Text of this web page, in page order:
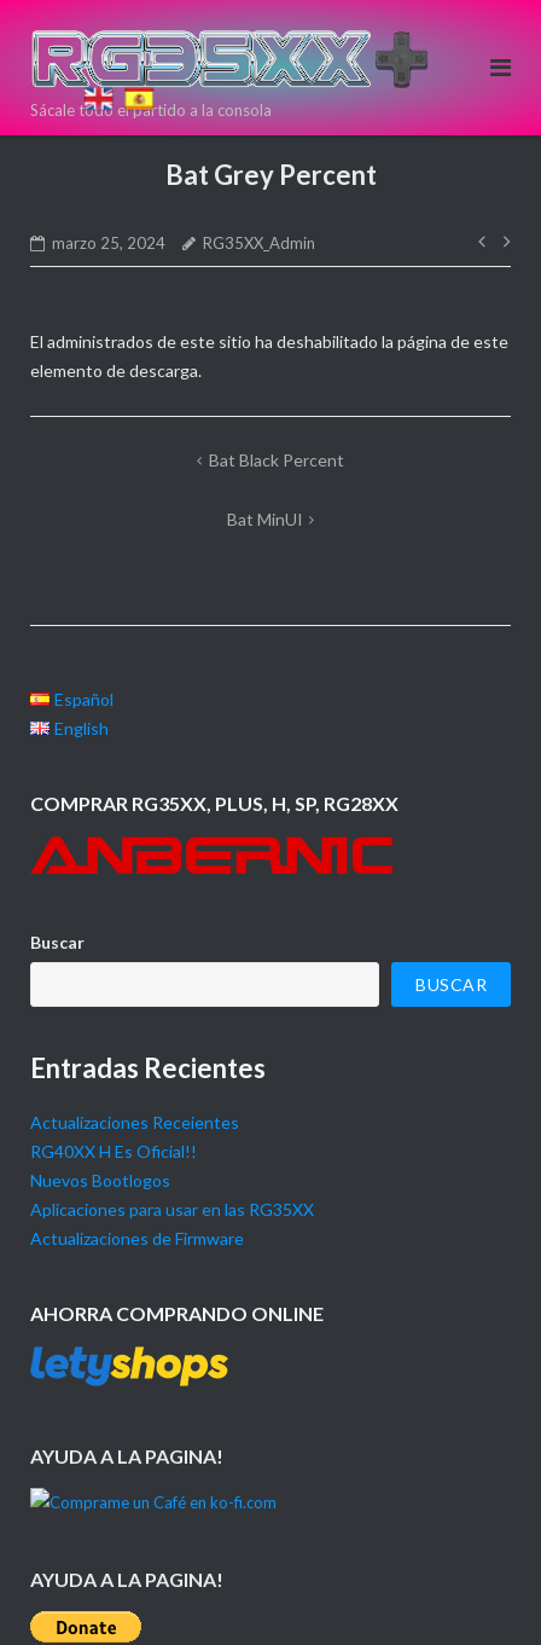
contenido
Sácale todo el partido a la consola
Bat Grey Percent
marzo 25, 2024 RG35XX_Admin
de
El administrados de este sitio ha deshabilitado la página de este
elemento de descarga.
Bat Black Percent
Bat MinUI
Español
English
COMPRAR RG35XX, PLUS, H, SP, RG28XX
Buscar
BUSCAR
Entradas Recientes
Actualizaciones Receientes
RG40XX H Es Oficial!!
Nuevos Bootlogos
Aplicaciones para usar en las RG35XX
Actualizaciones de Firmware
AHORRA COMPRANDO ONLINE
AYUDA A LA PAGINA!
AYUDA A LA PAGINA!
Si estas
comprar una
consola Retro
Directamente
desde >>
ANBERNIC
<<